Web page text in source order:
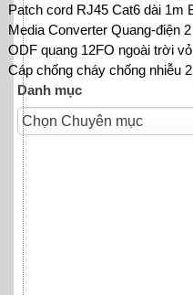
Patch cord RJ45 Cat6 dài 1m
Media Converter Quang-điện
ODF quang 12FO ngoài trời
Cáp chống cháy chống nhiễu
Danh mục